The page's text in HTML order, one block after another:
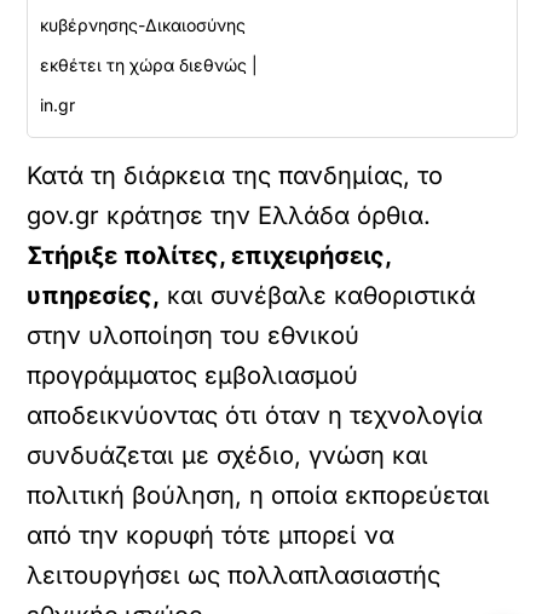
κυβέρνησης-Δικαιοσύνης
εκθέτει τη χώρα διεθνώς |
in.gr
Κατά τη διάρκεια της πανδημίας, το
gov.gr κράτησε την Ελλάδα όρθια.
Στήριξε πολίτες, επιχειρήσεις,
υπηρεσίες, και συνέβαλε καθοριστικά
στην υλοποίηση του εθνικού
προγράμματος εμβολιασμού
αποδεικνύοντας ότι όταν η τεχνολογία
συνδυάζεται με σχέδιο, γνώση και
πολιτική βούληση, η οποία εκπορεύεται
από την κορυφή τότε μπορεί να
λειτουργήσει ως πολλαπλασιαστής